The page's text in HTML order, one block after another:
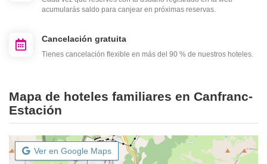
acumularás saldo para canjear en próximas reservas.
Cancelación gratuita
Tienes cancelación flexible en más del 90 % de nuestros hoteles.
Mapa de hoteles familiares en Canfranc-
Estación
Ver en Google Maps